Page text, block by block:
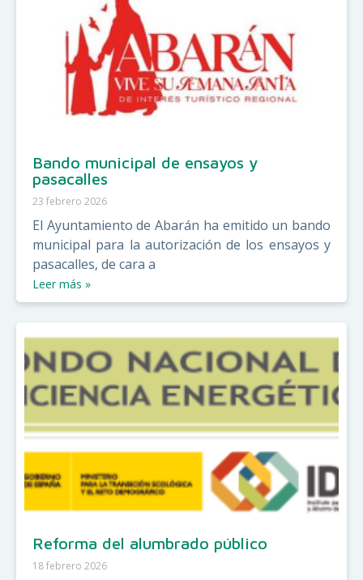
Bando municipal de ensayos y
pasacalles
23 febrero 2026
El Ayuntamiento de Abarán ha emitido un bando
municipal para la autorización de los ensayos y
pasacalles, de cara a
Leer más »
Reforma del alumbrado público
18 febrero 2026